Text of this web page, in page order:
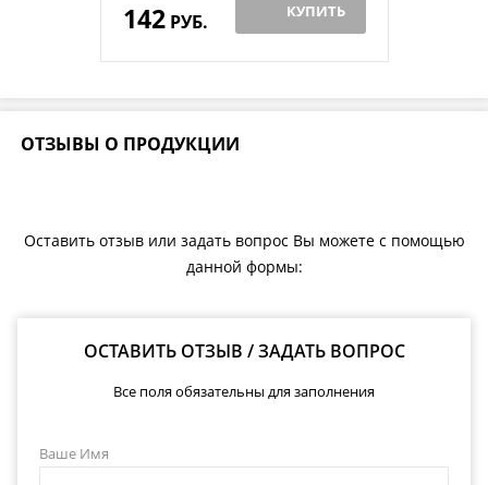
142РУБ. КУПИТЬ
ОТЗЫВЫ О ПРОДУКЦИИ
Оставить отзыв или задать вопрос Вы можете с помощью
данной формы:
ОСТАВИТЬ ОТЗЫВ / ЗАДАТЬ ВОПРОС
Все поля обязательны для заполнения
Ваше Имя